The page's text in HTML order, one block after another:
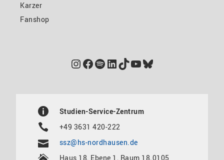
Karzer
Fanshop
Instagram
Facebook
Spotify
LinkedIn
TikTok
YouTube
Bluesky
Studien-Service-Zentrum
+49 3631 420-222
ssz@hs-nordhausen.de
Haus 18, Ebene 1, Raum 18.0105